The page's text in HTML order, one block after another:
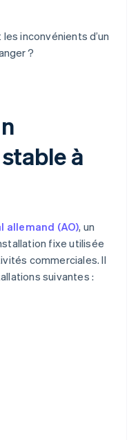
inconvénients d’un
?
à
allemand (AO), un
fixe utilisée
commerciales. Il
suivantes :